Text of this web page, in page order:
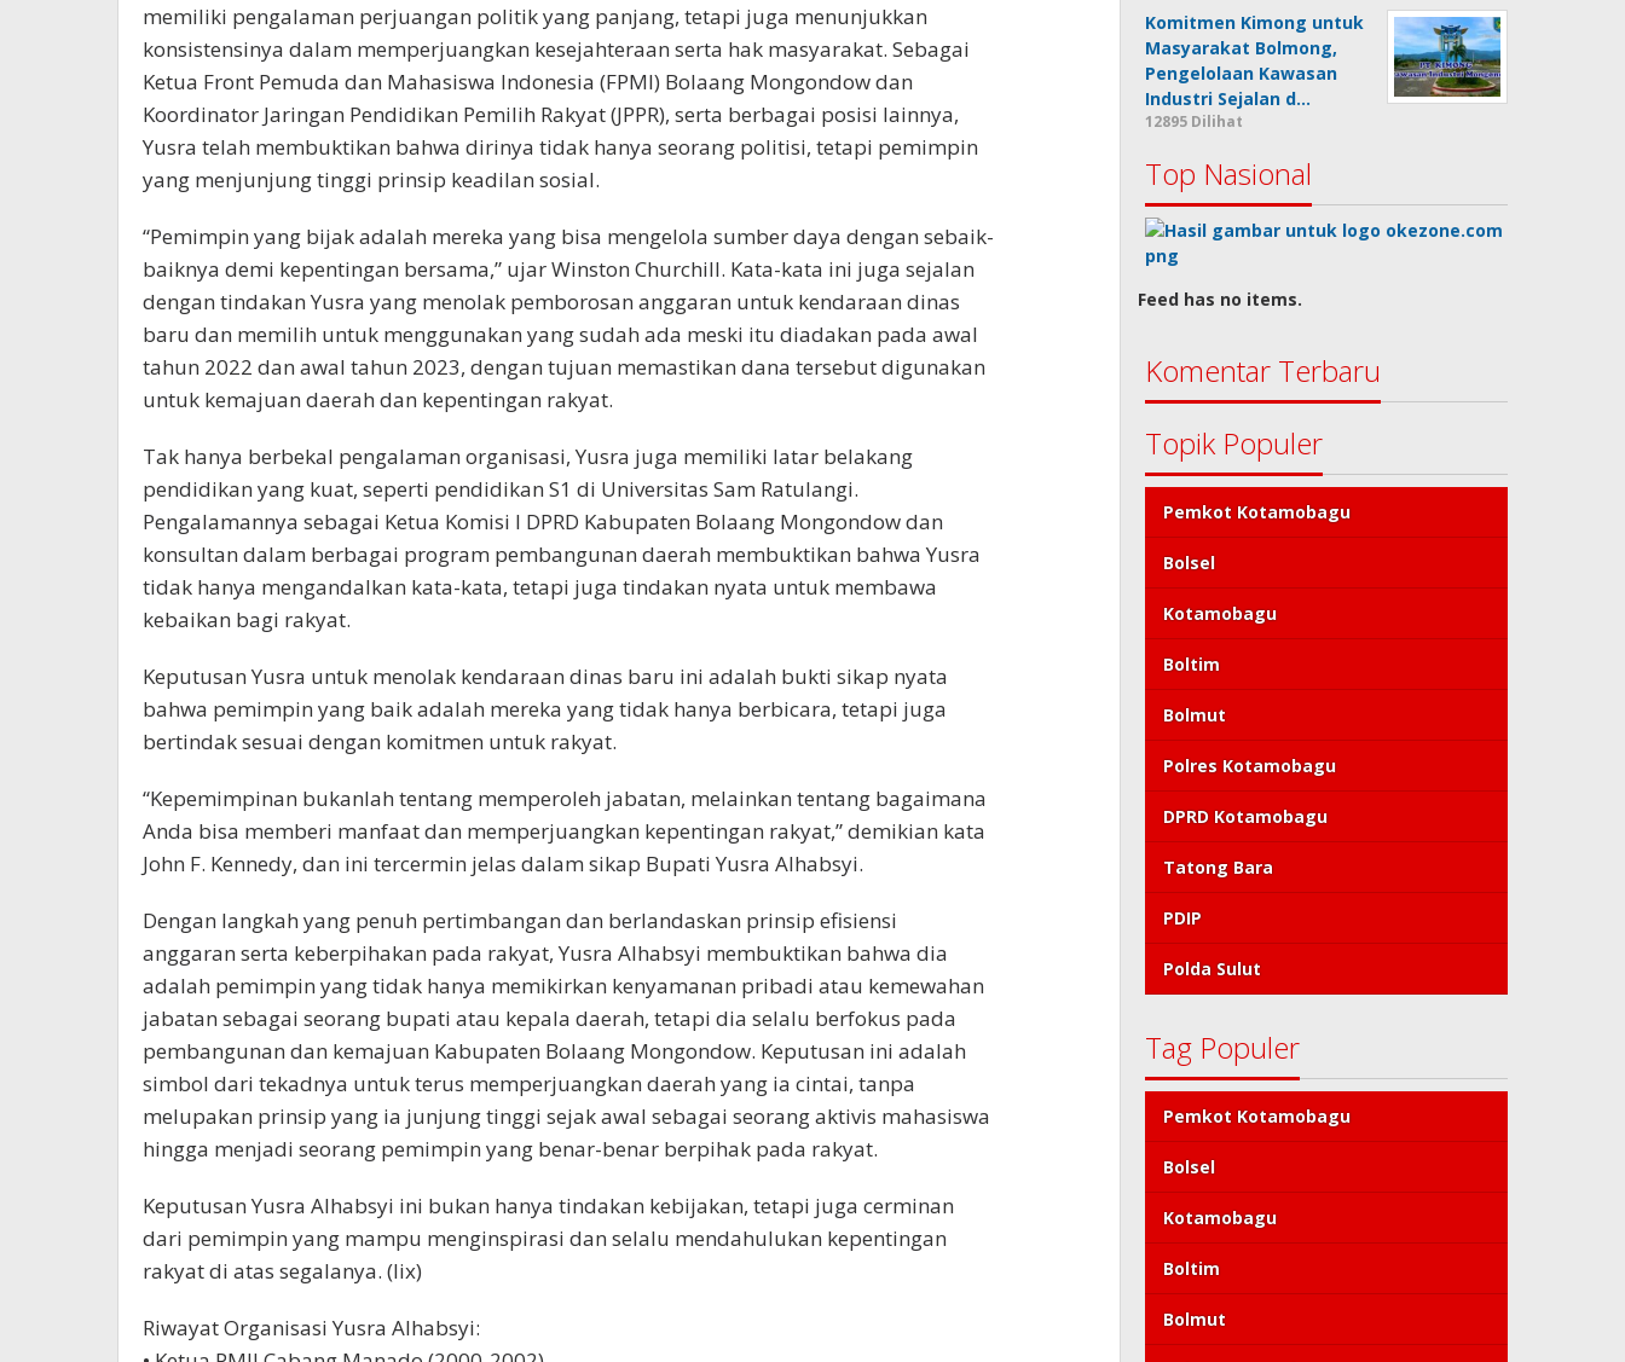
memiliki pengalaman perjuangan politik yang panjang, tetapi juga menunjukkan
konsistensinya dalam memperjuangkan kesejahteraan serta hak masyarakat. Sebagai
Ketua Front Pemuda dan Mahasiswa Indonesia (FPMI) Bolaang Mongondow dan
Koordinator Jaringan Pendidikan Pemilih Rakyat (JPPR), serta berbagai posisi lainnya,
Yusra telah membuktikan bahwa dirinya tidak hanya seorang politisi, tetapi pemimpin
yang menjunjung tinggi prinsip keadilan sosial.
“Pemimpin yang bijak adalah mereka yang bisa mengelola sumber daya dengan sebaik-
baiknya demi kepentingan bersama,” ujar Winston Churchill. Kata-kata ini juga sejalan
dengan tindakan Yusra yang menolak pemborosan anggaran untuk kendaraan dinas
baru dan memilih untuk menggunakan yang sudah ada meski itu diadakan pada awal
tahun 2022 dan awal tahun 2023, dengan tujuan memastikan dana tersebut digunakan
untuk kemajuan daerah dan kepentingan rakyat.
Tak hanya berbekal pengalaman organisasi, Yusra juga memiliki latar belakang
pendidikan yang kuat, seperti pendidikan S1 di Universitas Sam Ratulangi.
Pengalamannya sebagai Ketua Komisi I DPRD Kabupaten Bolaang Mongondow dan
konsultan dalam berbagai program pembangunan daerah membuktikan bahwa Yusra
tidak hanya mengandalkan kata-kata, tetapi juga tindakan nyata untuk membawa
kebaikan bagi rakyat.
Keputusan Yusra untuk menolak kendaraan dinas baru ini adalah bukti sikap nyata
bahwa pemimpin yang baik adalah mereka yang tidak hanya berbicara, tetapi juga
bertindak sesuai dengan komitmen untuk rakyat.
“Kepemimpinan bukanlah tentang memperoleh jabatan, melainkan tentang bagaimana
Anda bisa memberi manfaat dan memperjuangkan kepentingan rakyat,” demikian kata
John F. Kennedy, dan ini tercermin jelas dalam sikap Bupati Yusra Alhabsyi.
Dengan langkah yang penuh pertimbangan dan berlandaskan prinsip efisiensi
anggaran serta keberpihakan pada rakyat, Yusra Alhabsyi membuktikan bahwa dia
adalah pemimpin yang tidak hanya memikirkan kenyamanan pribadi atau kemewahan
jabatan sebagai seorang bupati atau kepala daerah, tetapi dia selalu berfokus pada
pembangunan dan kemajuan Kabupaten Bolaang Mongondow. Keputusan ini adalah
simbol dari tekadnya untuk terus memperjuangkan daerah yang ia cintai, tanpa
melupakan prinsip yang ia junjung tinggi sejak awal sebagai seorang aktivis mahasiswa
hingga menjadi seorang pemimpin yang benar-benar berpihak pada rakyat.
Keputusan Yusra Alhabsyi ini bukan hanya tindakan kebijakan, tetapi juga cerminan
dari pemimpin yang mampu menginspirasi dan selalu mendahulukan kepentingan
rakyat di atas segalanya. (lix)
Riwayat Organisasi Yusra Alhabsyi:
Komitmen Kimong untuk
Masyarakat Bolmong,
Pengelolaan Kawasan
Industri Sejalan d…
12895 Dilihat
Top Nasional
Feed has no items.
Komentar Terbaru
Topik Populer
Pemkot Kotamobagu
Bolsel
Kotamobagu
Boltim
Bolmut
Polres Kotamobagu
DPRD Kotamobagu
Tatong Bara
PDIP
Polda Sulut
Tag Populer
Pemkot Kotamobagu
Bolsel
Kotamobagu
Boltim
Bolmut